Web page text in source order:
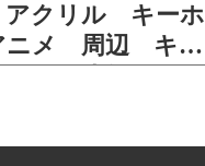
クリル キーホ
メ 周辺 キャ